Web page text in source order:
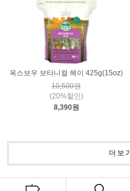
옥스보우 보타니컬 헤이 425g(15oz)
10,500원
(20%할인)
8,390원
더보기